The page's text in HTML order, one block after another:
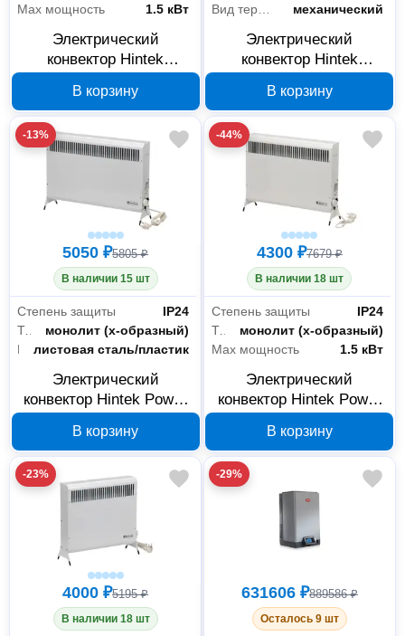
Max мощность
1.5 кВт
Электрический
конвектор Hintek
04.05.01.214596
В корзину
Вид термостата
механический
Электрический
конвектор Hintek
04.05.01.214594
В корзину
-13%
5050 ₽5805 ₽
В наличии 15 шт
Степень защиты
IP24
Тип нагревательного элемента
монолит (х-образный)
Материал корпуса
листовая сталь/пластик
Электрический
конвектор Hintek Power
04.05.01.214589
В корзину
-44%
4300 ₽7679 ₽
В наличии 18 шт
Степень защиты
IP24
Тип нагревательного элемента
монолит (х-образный)
Max мощность
1.5 кВт
Электрический
конвектор Hintek Power
04.05.01.214588
В корзину
-23%
4000 ₽5195 ₽
В наличии 18 шт
-29%
631606 ₽889586 ₽
Осталось 9 шт